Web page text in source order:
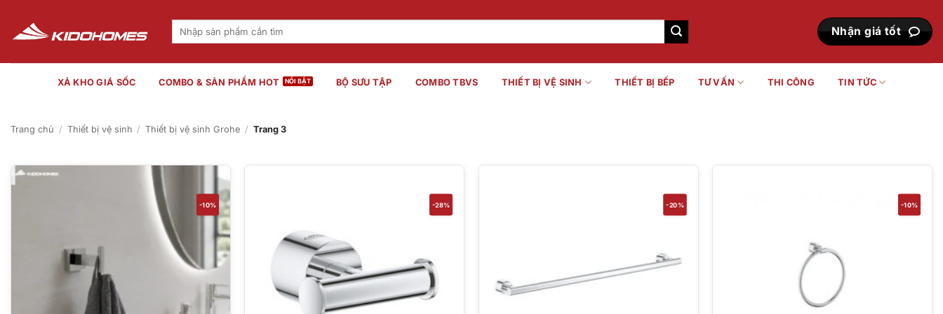
nội
dung
Tìm
Nhận giá tốt
XẢ KHO GIÁ SỐC COMBO & SẢN PHẨM HOT BỘ SƯU TẬP COMBO TBVS THIẾT BỊ VỆ SINH THIẾT BỊ BẾP TƯ VẤN THI CÔNG TIN TỨC
Trang chủ / Thiết bị vệ sinh / Thiết bị vệ sinh Grohe / Trang 3
-10% -28% -20% -10%